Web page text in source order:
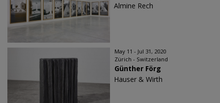
Almine Rech
May 11 - Jul 31, 2020
Zürich - Switzerland
Günther Förg
Hauser & Wirth